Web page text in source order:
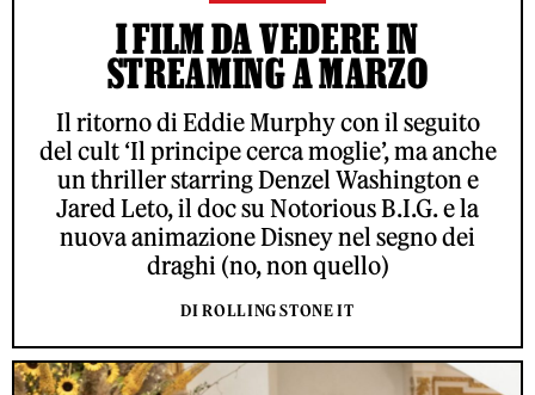
I FILM DA VEDERE IN
STREAMING A MARZO
Il ritorno di Eddie Murphy con il seguito
del cult ‘Il principe cerca moglie’, ma anche
un thriller starring Denzel Washington e
Jared Leto, il doc su Notorious B.I.G. e la
nuova animazione Disney nel segno dei
draghi (no, non quello)
DI ROLLING STONE IT